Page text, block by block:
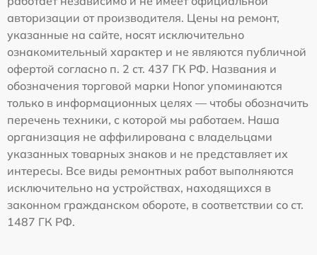
авторизации от производителя. Цены на ремонт,
указанные на сайте, носят исключительно
ознакомительный характер и не являются публичной
офертой согласно п. 2 ст. 437 ГК РФ. Названия и
обозначения торговой марки Honor упоминаются
только в информационных целях — чтобы обозначить
перечень техники, с которой мы работаем. Наша
организация не аффилирована с владельцами
указанных товарных знаков и не представляет их
интересы. Все виды ремонтных работ выполняются
исключительно на устройствах, находящихся в
законном гражданском обороте, в соответствии со ст.
1487 ГК РФ.